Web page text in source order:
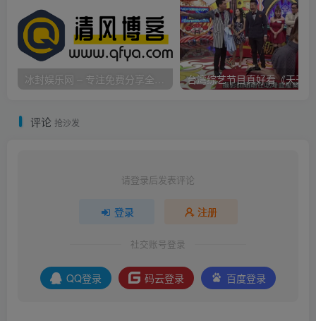
评论 抢沙发
请登录后发表评论
登录 注册
社交账号登录
QQ登录 码云登录 百度登录